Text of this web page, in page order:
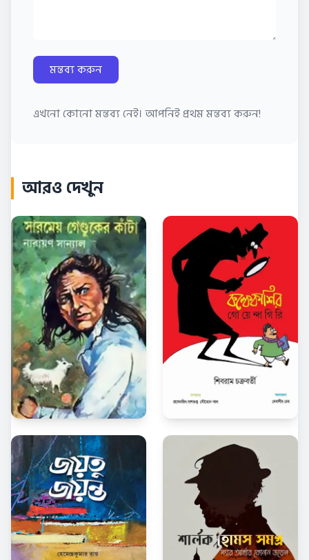
মন্তব্য করুন
এখনো কোনো মন্তব্য নেই। আপনিই প্রথম মন্তব্য করুন!
আরও দেখুন